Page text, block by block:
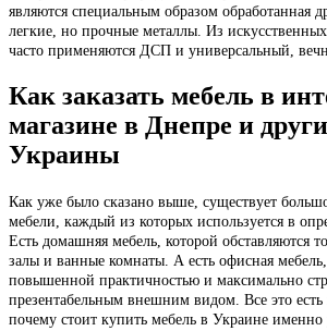
являются специальным образом обработанная
легкие, но прочные металлы. Из
часто применяются ДСП и универсальный,
Как заказать мебель в
магазине в Днепре и
Украины
Как уже было сказано выше, существует
мебели, каждый из которых используется в
Есть домашняя мебель, которой обставляются
залы и ванные комнаты. А есть офисная
повышенной практичностью и максимально
презентабельным внешним видом. Все это
почему стоит купить мебель в Украине именно